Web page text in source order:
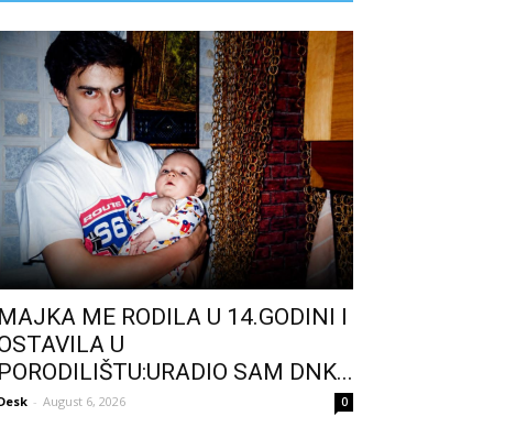
MAJKA ME RODILA U 14.GODINI I
U
PORODILIŠTU:URADIO SAM DNK...
- August 6, 2026 0